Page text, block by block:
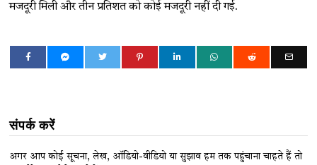
मजदूरी मिली और तीन प्रतिशत को कोई मजदूरी नहीं दी गई.
संपर्क करें
अगर आप कोई सूचना, लेख, ऑडियो-वीडियो या सुझाव हम तक पहुंचाना चाहते हैं तो